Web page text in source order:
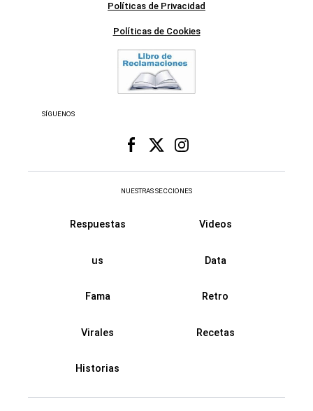
Políticas de Privacidad
Políticas de Cookies
SÍGUENOS
NUESTRAS SECCIONES
Respuestas Videos
us Data
Fama Retro
Virales Recetas
Historias